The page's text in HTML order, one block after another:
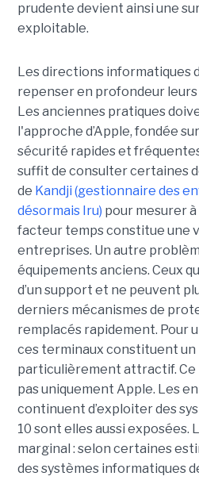
prudente devient ainsi une
exploitable.
Les directions informatiques
repenser en profondeur
Les anciennes pratiques
l'approche d’Apple, fondée
sécurité rapides et
suffit de consulter certaines
de Kandji (gestionnaire des
désormais Iru) pour mesurer
facteur temps constitue une
entreprises. Un autre
équipements anciens. Ceux
d’un support et ne peuvent
derniers mécanismes de
remplacés rapidement. Pour
ces terminaux constituent un
particulièrement attractif.
pas uniquement Apple. Les
continuent d’exploiter des
10 sont elles aussi exposées.
marginal : selon certaines
des systèmes informatiques